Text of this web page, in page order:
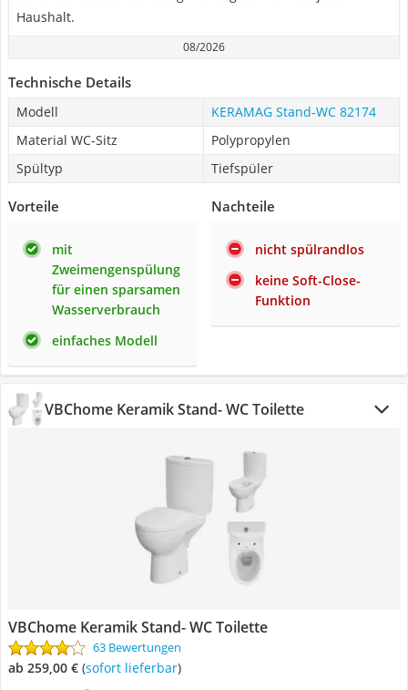
Haushalt.
08/2026
Technische Details
Modell
KERAMAG Stand-WC 82174
Material WC-Sitz
Polypropylen
Spültyp
Tiefspüler
Vorteile
mit
Zweimengenspülung
für einen sparsamen
Wasserverbrauch
einfaches Modell
Nachteile
nicht spülrandlos
keine Soft-Close-
Funktion
VBChome Keramik Stand- WC Toilette
VBChome Keramik Stand- WC Toilette
63 Bewertungen
ab 259,00 € ( Sofort lieferbar)